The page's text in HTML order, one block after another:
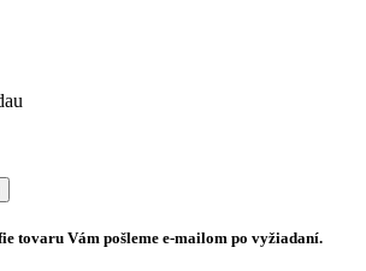
tovaru Vám pošleme e-mailom po vyžiadaní.